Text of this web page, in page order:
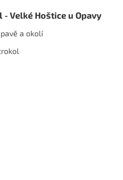
Velké Hoštice u Opavy
a okolí